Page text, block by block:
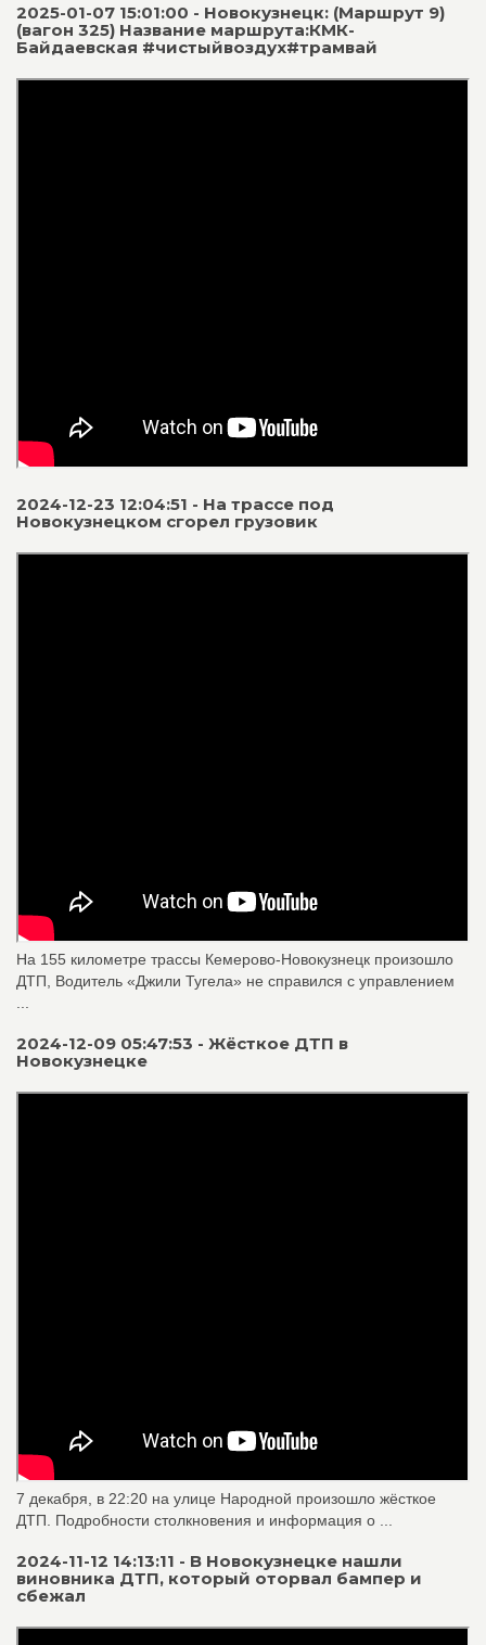
2025-01-07 15:01:00 - Новокузнецк: (Маршрут 9)
(вагон 325) Название маршрута:КМК-
Байдаевская #чистыйвоздух#трамвай
2024-12-23 12:04:51 - На трассе под
Новокузнецком сгорел грузовик
На 155 километре трассы Кемерово-Новокузнецк произошло
ДТП, Водитель «Джили Тугела» не справился с управлением
2024-12-09 05:47:53 - Жёсткое ДТП в
Новокузнецке
7 декабря, в 22:20 на улице Народной произошло жёсткое
ДТП. Подробности столкновения и информация о ...
2024-11-12 14:13:11 - В Новокузнецке нашли
виновника ДТП, который оторвал бампер и
сбежал